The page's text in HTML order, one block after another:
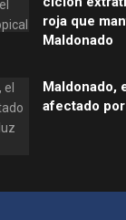
roja que
Maldonado
Maldonado,
afectado